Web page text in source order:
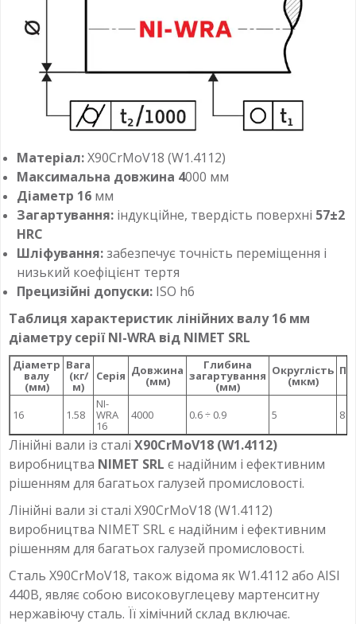
Матеріал:X90CrMoV18 (W1.4112)
Максимальна довжина 4000 мм
Діаметр 16 мм
Загартування: індукційне, твердість поверхні 57±2
HRC
Шліфування:забезпечує точність переміщення і
низький коефіцієнт тертя
Прецизійні допуски: ISO h6
Таблиця характеристик лінійних валу 16 мм
діаметру серії NI-WRA від NIMET SRL
Діаметр
валу
(мм)
Вага
(кг/
м)
Серія Довжина
(мм)
Глибина
загартування
(мм)
Округлість
(мкм)
16 1.58
NI-
WRA
16
4000 0.6 ÷ 0.9 5 8
Лінійні вали із сталі X90CrMoV18 (W1.4112)
виробництва NIMET SRL є надійним і ефективним
рішенням для багатьох галузей промисловості.
Лінійні вали зі сталі X90CrMoV18 (W1.4112)
виробництва NIMET SRL є надійним і ефективним
рішенням для багатьох галузей промисловості.
Сталь X90CrMoV18, також відома як W1.4112 або AISI
440B, являє собою високовуглецеву мартенситну
нержавіючу сталь. Її хімічний склад включає.